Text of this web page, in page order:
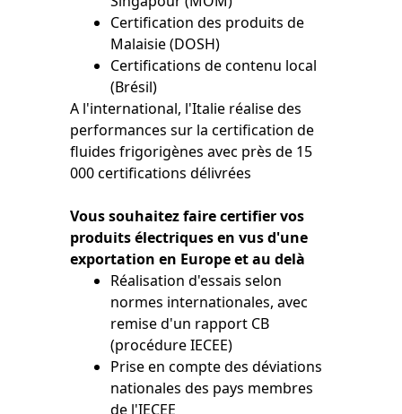
Certification des produits de
Malaisie (DOSH)
Certifications de contenu local
(Brésil)
A l'international, l'Italie réalise des
performances sur la certification de
fluides frigorigènes avec près de 15
000 certifications délivrées
Vous souhaitez faire certifier vos
produits électriques en vus d'une
exportation en Europe et au delà
Réalisation d'essais selon
normes internationales, avec
remise d'un rapport CB
(procédure IECEE)
Prise en compte des déviations
nationales des pays membres
de l'IECEE